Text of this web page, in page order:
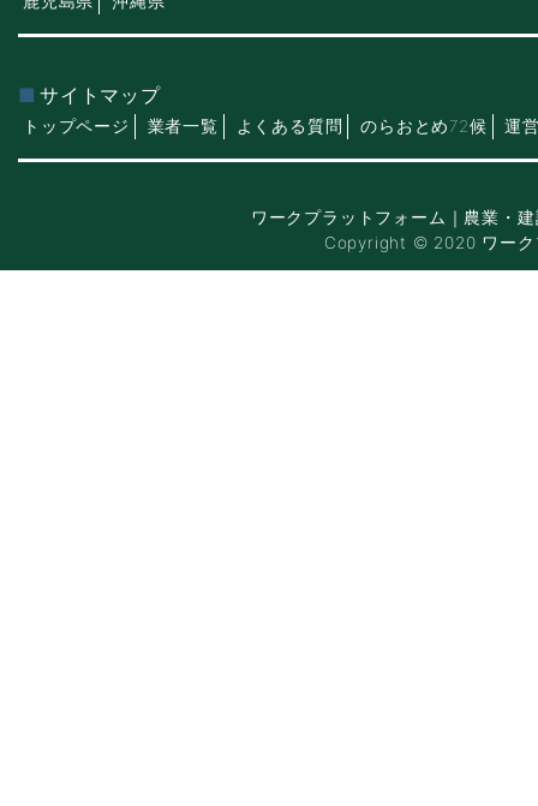
サイトマップ
トップページ 業者一覧 よくある質問 のらおとめ72候 運
ワークプラットフォーム｜農業・
Copyright © 2020 ワーク